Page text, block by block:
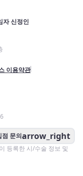
자 신정인
이용약관
점 문의arrow_right
등록한 시/수술 정보 및